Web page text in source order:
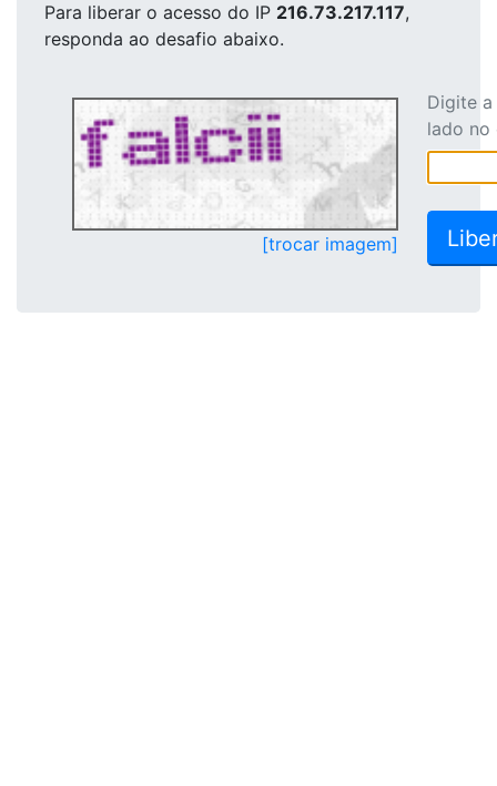
Para liberar o acesso do IP 216.73.217.117,
responda ao desafio abaixo.
[trocar imagem]
Digite
lado no